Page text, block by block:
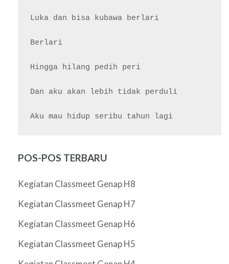
Luka dan bisa kubawa berlari
Berlari
Hingga hilang pedih peri
Dan aku akan lebih tidak perduli
POS-POS TERBARU
Kegiatan Classmeet Genap H8
Kegiatan Classmeet Genap H7
Kegiatan Classmeet Genap H6
Kegiatan Classmeet Genap H5